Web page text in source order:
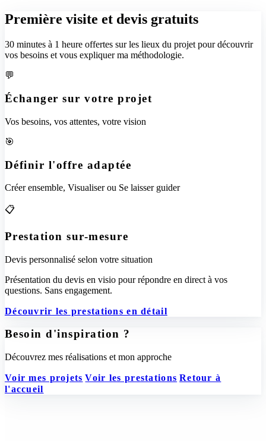
Première visite et devis gratuits
30 minutes à 1 heure offertes sur les lieux du projet pour découvrir
vos besoins et vous expliquer ma méthodologie.
💬
Échanger sur votre projet
Vos besoins, vos attentes, votre vision
🎯
Définir l'offre adaptée
Créer ensemble, Visualiser ou Se laisser guider
📋
Prestation sur-mesure
Devis personnalisé selon votre situation
Présentation du devis en visio pour répondre en direct à vos
questions. Sans engagement.
Découvrir les prestations en détail
Besoin d'inspiration ?
Découvrez mes réalisations et mon approche
Voir mes projets Voir les prestations Retour à
l'accueil